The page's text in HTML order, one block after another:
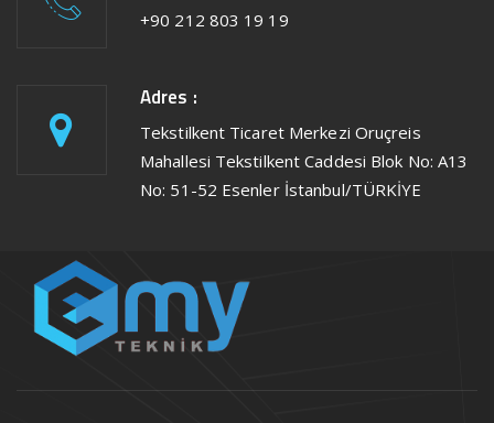
+90 212 803 19 19
Adres :
Tekstilkent Ticaret Merkezi Oruçreis
Mahallesi Tekstilkent Caddesi Blok No: A13
No: 51-52 Esenler İstanbul/TÜRKİYE